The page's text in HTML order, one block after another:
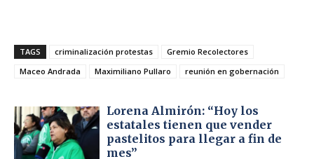
TAGS criminalización protestas
Gremio Recolectores
Maceo Andrada
Maximiliano Pullaro reunión en gobernación
Lorena Almirón: “Hoy los
estatales tienen que vender
pastelitos para llegar a fin de
mes”